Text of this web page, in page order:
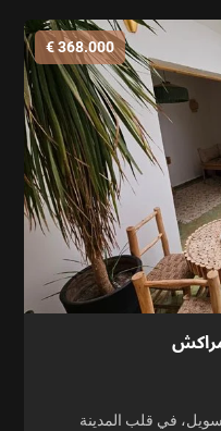
368.000 €
في قلب المدينة